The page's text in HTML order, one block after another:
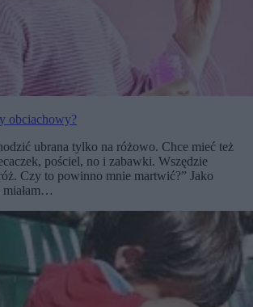
obciachowy?
ubrana tylko na różowo. Chce mieć też
pościel, no i zabawki. Wszędzie
Czy to powinno mnie martwić?” Jako
miałam…